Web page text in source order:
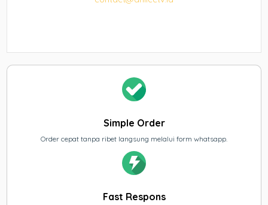
Simple Order
Order cepat tanpa ribet langsung melalui form whatsapp.
Fast Respons